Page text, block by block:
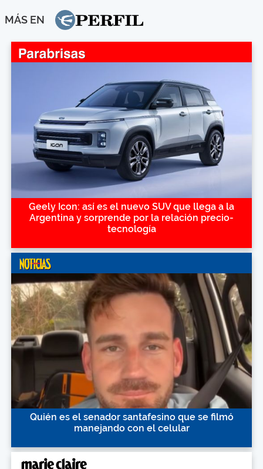
MÁS EN
Geely Icon: así es el nuevo SUV que llega a la
Argentina y sorprende por la relación precio-
tecnología
Quién es el senador santafesino que se filmó
manejando con el celular